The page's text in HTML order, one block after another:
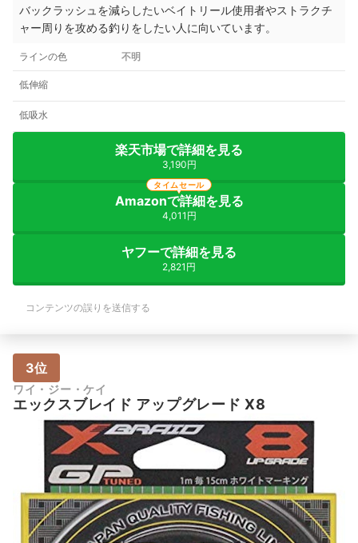
バックラッシュを減らしたいベイトリール使用者やストラクチ
ャー周りを攻める釣りをしたい人に向いています。
ラインの色 不明
低伸縮
低吸水
楽天市場で詳細を見る
3,190円
Amazonで詳細を見る
4,011円
タイムセール
ヤフーで詳細を見る
2,821円
コンテンツの誤りを送信する
3位
ワイ・ジー・ケイ
エックスブレイド アップグレード X8